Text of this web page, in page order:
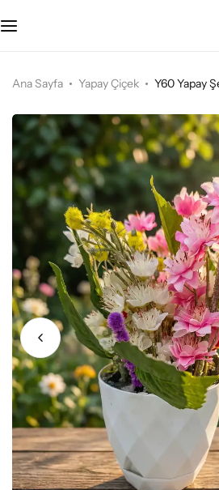
Ana Sayfa Yapay Çiçek Y60 Yapay
Ekonomik Paket
Çakıl Taşı Hizmeti – Dolomit Taşı
Asır Kabir Bakım Peyzaj Galeri